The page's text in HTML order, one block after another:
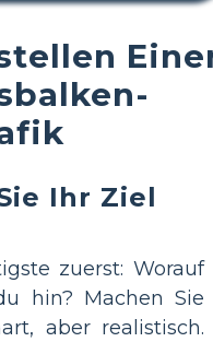
Ihr Ziel
zuerst: Worauf
hin? Machen Sie
aber realistisch.